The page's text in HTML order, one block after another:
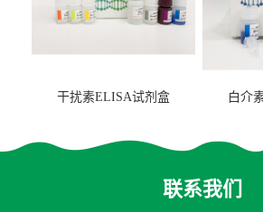
干扰素ELISA试剂盒 白介
联系我们